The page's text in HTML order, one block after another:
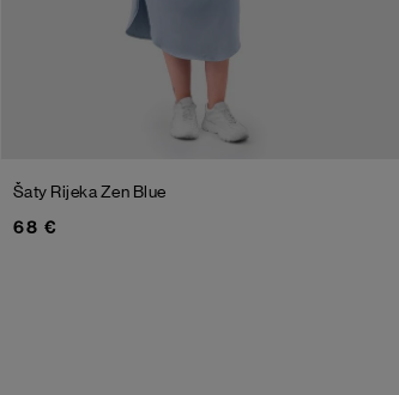
Šaty RijekaZen Blue
68 €